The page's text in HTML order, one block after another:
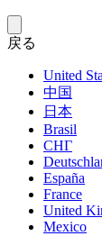
戻る
United
中国
日本
Brasil
СНГ
España
France
United
Mexico